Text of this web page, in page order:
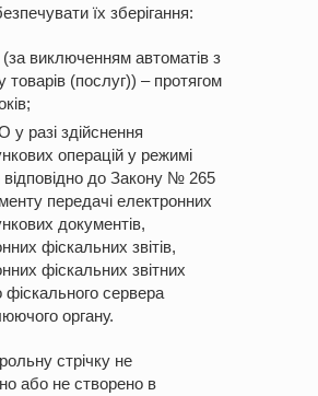
їх зберігання:
виключенням автоматів з
товарів (послуг)) – протягом
разі здійснення
операцій у режимі
до Закону № 265
передачі електронних
документів,
фіскальних звітів,
фіскальних звітних
фіскального сервера
органу.
стрічку не
або не створено в